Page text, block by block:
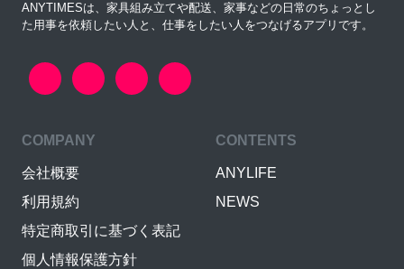
ANYTIMESは、家具組み立てや配送、家事などの日常のちょっとし
た用事を依頼したい人と、仕事をしたい人をつなげるアプリです。
COMPANY
会社概要
利用規約
特定商取引に基づく表記
個人情報保護方針
CONTENTS
ANYLIFE
NEWS